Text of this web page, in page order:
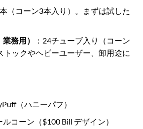
（コーン3本入り）。まずは試した
務用）
：24チューブ入り（コーン
トックやヘビーユーザー、卸用途に
（ハニーパフ）
コーン（$100 Bill デザイン）